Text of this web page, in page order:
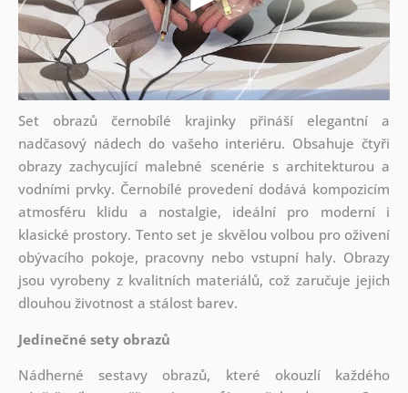
Set obrazů černobílé krajinky přináší elegantní a
nadčasový nádech do vašeho interiéru. Obsahuje čtyři
obrazy zachycující malebné scenérie s architekturou a
vodními prvky. Černobílé provedení dodává kompozicím
atmosféru klidu a nostalgie, ideální pro moderní i
klasické prostory. Tento set je skvělou volbou pro oživení
obývacího pokoje, pracovny nebo vstupní haly. Obrazy
jsou vyrobeny z kvalitních materiálů, což zaručuje jejich
dlouhou životnost a stálost barev.
Jedinečné sety obrazů
Nádherné sestavy obrazů, které okouzlí každého